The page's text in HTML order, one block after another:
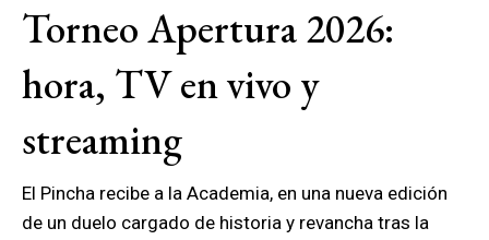
Torneo Apertura 2026:
hora, TV en vivo y
streaming
El Pincha recibe a la Academia, en una nueva edición
de un duelo cargado de historia y revancha tras la